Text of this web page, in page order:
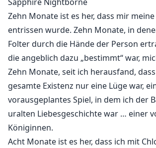
brechen kann.
Ihre Seele sehnt sich immer noch nach
jetzt hat sie eine neue Familie zu
sie im Stich lassen, um ihrem
nachzugeben und in den Sturm zu
Doch alle Märchen haben ihre eigene
sie nicht weiß, ist, dass der Sturm
zurollt, mit neuen Feinden, denen sie
geglaubt hätte.
Zehn Monate ist es her, dass mir
entrissen wurde. Zehn Monate, in
Folter durch die Hände der Person
die angeblich dazu „bestimmt“ war,
Zehn Monate, seit ich herausfand,
gesamte Existenz nur eine Lüge war,
vorausgeplantes Spiel, in dem ich der
uralten Liebesgeschichte war … einer
Königinnen.
Acht Monate ist es her, dass ich mit